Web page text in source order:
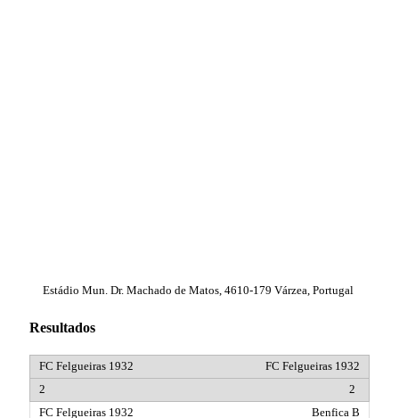
Estádio Mun. Dr. Machado de Matos, 4610-179 Várzea, Portugal
Resultados
FC Felgueiras 1932
2
Benfica B